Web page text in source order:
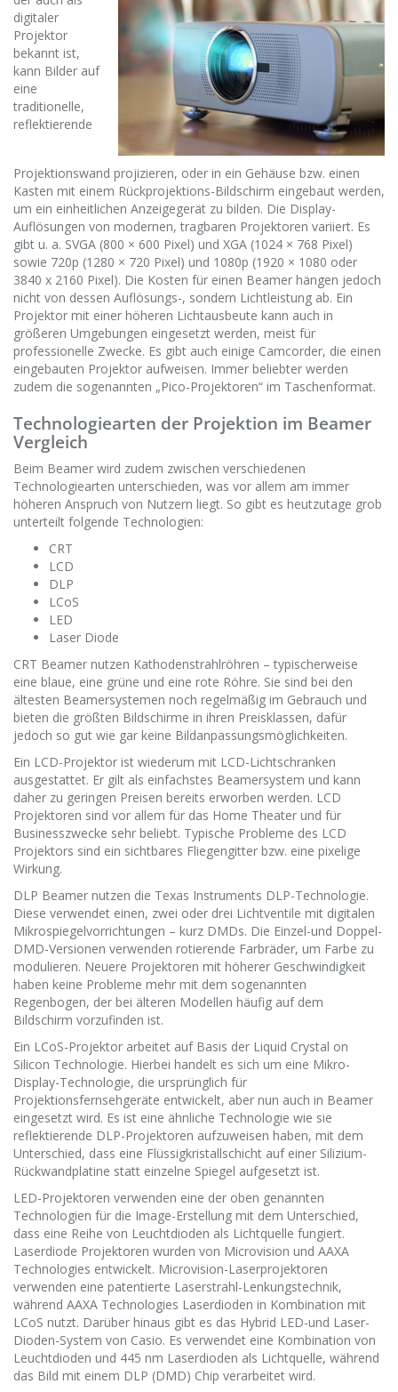
digitaler
Projektor
bekannt ist,
kann Bilder auf
eine
traditionelle,
reflektierende
Projektionswand projizieren, oder in ein Gehäuse bzw. einen
Kasten mit einem Rückprojektions-Bildschirm eingebaut werden,
um ein einheitlichen Anzeigegerät zu bilden. Die Display-
Auflösungen von modernen, tragbaren Projektoren variiert. Es
gibt u. a. SVGA (800 × 600 Pixel) und XGA (1024 × 768 Pixel)
sowie 720p (1280 × 720 Pixel) und 1080p (1920 × 1080 oder
3840 x 2160 Pixel). Die Kosten für einen Beamer hängen jedoch
nicht von dessen Auflösungs-, sondern Lichtleistung ab. Ein
Projektor mit einer höheren Lichtausbeute kann auch in
größeren Umgebungen eingesetzt werden, meist für
professionelle Zwecke. Es gibt auch einige Camcorder, die einen
eingebauten Projektor aufweisen. Immer beliebter werden
zudem die sogenannten „Pico-Projektoren“ im Taschenformat.
Technologiearten der Projektion im Beamer
Vergleich
Beim Beamer wird zudem zwischen verschiedenen
Technologiearten unterschieden, was vor allem am immer
höheren Anspruch von Nutzern liegt. So gibt es heutzutage grob
unterteilt folgende Technologien:
CRT
LCD
DLP
LCoS
LED
Laser Diode
CRT Beamer nutzen Kathodenstrahlröhren – typischerweise
eine blaue, eine grüne und eine rote Röhre. Sie sind bei den
ältesten Beamersystemen noch regelmäßig im Gebrauch und
bieten die größten Bildschirme in ihren Preisklassen, dafür
jedoch so gut wie gar keine Bildanpassungsmöglichkeiten.
Ein LCD-Projektor ist wiederum mit LCD-Lichtschranken
ausgestattet. Er gilt als einfachstes Beamersystem und kann
daher zu geringen Preisen bereits erworben werden. LCD
Projektoren sind vor allem für das Home Theater und für
Businesszwecke sehr beliebt. Typische Probleme des LCD
Projektors sind ein sichtbares Fliegengitter bzw. eine pixelige
Wirkung.
DLP Beamer nutzen die Texas Instruments DLP-Technologie.
Diese verwendet einen, zwei oder drei Lichtventile mit digitalen
Mikrospiegelvorrichtungen – kurz DMDs. Die Einzel-und Doppel-
DMD-Versionen verwenden rotierende Farbräder, um Farbe zu
modulieren. Neuere Projektoren mit höherer Geschwindigkeit
haben keine Probleme mehr mit dem sogenannten
Regenbogen, der bei älteren Modellen häufig auf dem
Bildschirm vorzufinden ist.
Ein LCoS-Projektor arbeitet auf Basis der Liquid Crystal on
Silicon Technologie. Hierbei handelt es sich um eine Mikro-
Display-Technologie, die ursprünglich für
Projektionsfernsehgeräte entwickelt, aber nun auch in Beamer
eingesetzt wird. Es ist eine ähnliche Technologie wie sie
reflektierende DLP-Projektoren aufzuweisen haben, mit dem
Unterschied, dass eine Flüssigkristallschicht auf einer Silizium-
Rückwandplatine statt einzelne Spiegel aufgesetzt ist.
LED-Projektoren verwenden eine der oben genannten
Technologien für die Image-Erstellung mit dem Unterschied,
dass eine Reihe von Leuchtdioden als Lichtquelle fungiert.
Laserdiode Projektoren wurden von Microvision und AAXA
Technologies entwickelt. Microvision-Laserprojektoren
verwenden eine patentierte Laserstrahl-Lenkungstechnik,
während AAXA Technologies Laserdioden in Kombination mit
LCoS nutzt. Darüber hinaus gibt es das Hybrid LED-und Laser-
Dioden-System von Casio. Es verwendet eine Kombination von
Leuchtdioden und 445 nm Laserdioden als Lichtquelle, während
das Bild mit einem DLP (DMD) Chip verarbeitet wird.